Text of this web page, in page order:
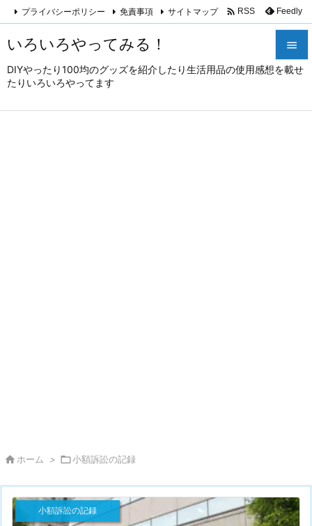
いろいろやってみる！
DIYやったり100均のグッズを紹介したり生活用品の使用感想を載せ
たりいろいろやってます



プライバシーポリシー 免責事項 サイトマップ  RSS Feedly
 ホーム > 小額訴訟の記録
小額訴訟の記録